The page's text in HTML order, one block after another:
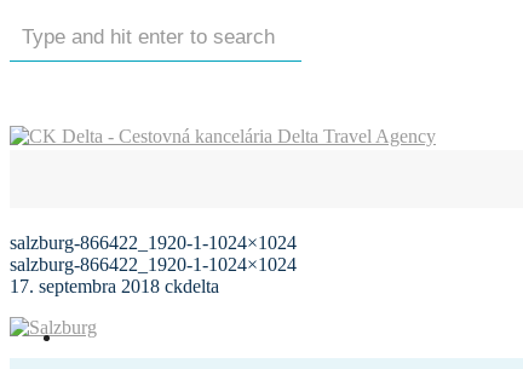
salzburg-866422_1920-1-1024×1024
salzburg-866422_1920-1-1024×1024
17. septembra 2018 ckdelta